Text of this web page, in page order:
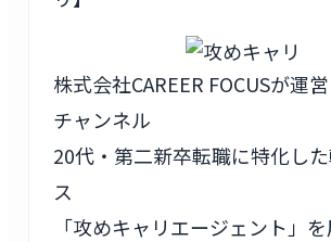
株式会社CAREER FOCUSが運
チャンネル
20代・第二新卒転職に特化し
ス
「攻めキャリエージェント」を